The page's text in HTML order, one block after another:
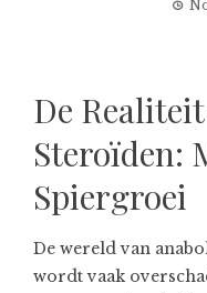
De
Steroïden:
Spiergroei
De wereld van
wordt vaak